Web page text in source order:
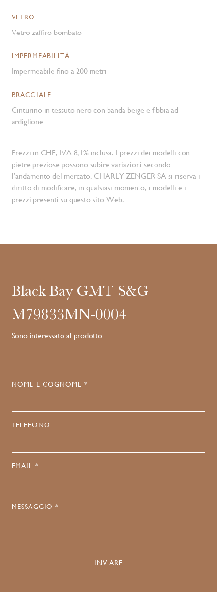
VETRO
Vetro zaffiro bombato
IMPERMEABILITÀ
Impermeabile fino a 200 metri
BRACCIALE
Cinturino in tessuto nero con banda beige e fibbia ad
ardiglione
Prezzi in CHF, IVA 8,1% inclusa. I prezzi dei modelli con
pietre preziose possono subire variazioni secondo
l’andamento del mercato. CHARLY ZENGER SA si riserva il
diritto di modificare, in qualsiasi momento, i modelli e i
prezzi presenti su questo sito Web.
Black Bay GMT S&G
M79833MN-0004
Sono interessato al prodotto
NOME E COGNOME *
TELEFONO
EMAIL *
MESSAGGIO *